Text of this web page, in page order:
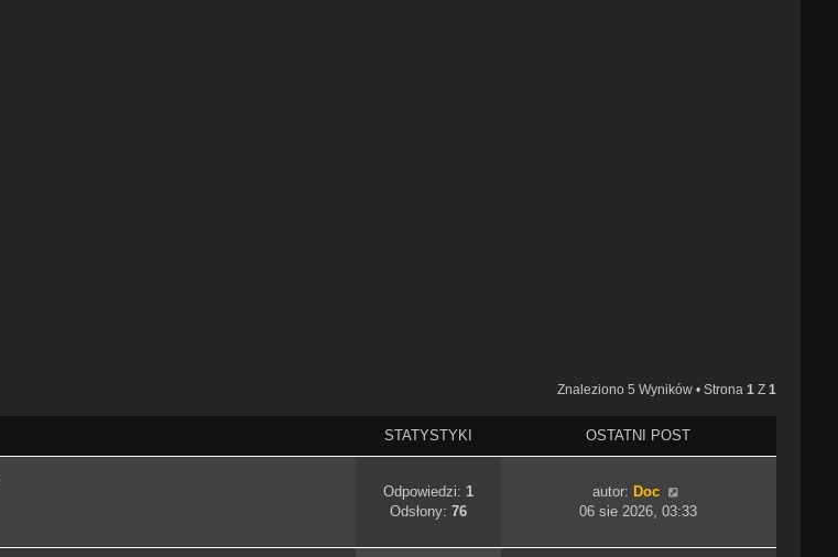
Znaleziono 5 Wyników • Strona1 Z1
STATYSTYKI OSTATNI POST
Odpowiedzi: 1
Odsłony: 76
autor: Doc
06 sie 2026, 03:33